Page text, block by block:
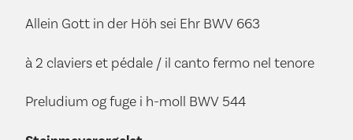
Allein Gott in der Höh sei Ehr BWV 663
à 2 claviers et pédale / il canto fermo nel tenore
Preludium og fuge i h-moll BWV 544